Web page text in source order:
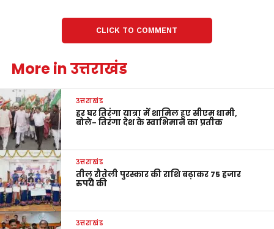
CLICK TO COMMENT
More in उत्तराखंड
उत्तराखंड
हर घर तिरंगा यात्रा में शामिल हुए सीएम धामी,
बोले- तिरंगा देश के स्वाभिमान का प्रतीक
उत्तराखंड
तीलू रौतेली पुरस्कार की राशि बढ़ाकर 75 हजार
रुपये की
उत्तराखंड